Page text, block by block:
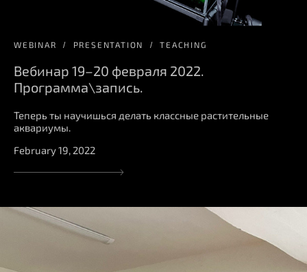
WEBINAR PRESENTATION TEACHING
Вебинар 19–20 февраля 2022.
Программа\запись.
Теперь ты научишься делать классные растительные
аквариумы.
February 19, 2022